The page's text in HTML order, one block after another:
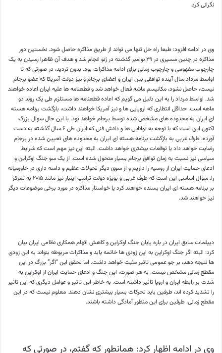
نگرانی کرد.
وی در ادامه افزود: طبعا راه حل تنها می تواند از طریق مذاکره حاصل شود. نخستین دور
مذاکره در چنین مسیری در ۲۹ نوامبر گذشته در ژنو انجام شد و هدف آن ظاهرا رسیدن به یک
چارچوب مفهومی و چارچوب زمانی برای ادامه مذاکرات بود. بدون تردید، در صورتی که تا
اواسط مرداد سال آینده توافقی بین ایران و اعضای برجام و نیز دولت آمریکا که عضو برجام
نیست، حاصل نشود، مکانیسم ماشه فعال خواهد شد و قطعنامه ها علیه ایران اعاده خواهند
شد. اواسط مرداد را به این دلیل می گویم که اعاده قطعنامه ها مستلزم طی یک روند دو
ماهه است. حداقل انتظاری که اروپایی ها و نیز آمریکا خواهند داشت، بازگشت برنامه هسته
ای ایران به محدوده های مشخص شده توسط برجام خواهد بود. با این حال سوال بزرگ
اکنون این است که با توجه به توانایی ها و دانش فنی که ایران طی ۶ سال گذشته به دست
آورده، طرف غربی به بازگشت برنامه هسته ای ایران به محدوده های تعیین شده در برجام
رضایت خواهد داد یا توقعات بیشتری خواهد داشت. البته این نیز مهم است که شرایط
سیاسی نیز نسبت به زمان توافق برجام بسیار متحول شده است. از یک سو جنگ اوکراین و
ادعای حمایت ایران از روسیه را داریم و از سوی دیگر تحولات عظیم و دامنه داری در خاورمیانه
را. سوال اساسی این است که طرف غربی و بویژه دولت ترامپ اینبار نیز مانند ۲۰۱۵ به تمرکز
بر برنامه هسته ای ایران بسنده خواهند کرد یا خواستار مذاکره در مورد برخی موضوعات دیگر
نیز خواهند شد.
دیپلمات سابق ایران در باره پایان جنگ اوکراین و کاهش اتهام همکاری نظامی ایران بیان
کرد: البته اگر جنگ اوکراین به این زودی ها خاتمه یابد و مذاکرات مربوطه بتواند به این زودی
ها نتیجه دهد، بر جو عمومی تاثیر مثبت خواهد داشت. اما تحقق این “اگر” بزرگ در این
مقطع زمانی مشخص نیست. به هر صورت، این جنگ و ادعای حمایت ایران از اوکراین به
شدت بر رابطه ایران و اروپا تاثیر داشته است. به خاطر این تاثیر و عوامل دیگری که این تاثیر
را تشدید کرده اند، طرفین باید تحرکات بسیار بیشتری نشان دهند. معلوم نیست که در این
مقطع زمانی، طرفین برای این منظور آمادگی داشته باشند.
وی در ادامه اظهار کرد: همانطور که گفتم، در صورتی که